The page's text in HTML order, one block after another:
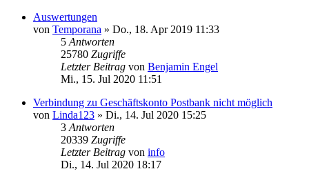
Auswertungen
von Temporana » Do., 18. Apr 2019 11:33
5 Antworten
25780 Zugriffe
Letzter Beitrag von Benjamin Engel
Mi., 15. Jul 2020 11:51
Verbindung zu Geschäftskonto Postbank nicht möglich
von Linda123 » Di., 14. Jul 2020 15:25
3 Antworten
20339 Zugriffe
Letzter Beitrag von info
Di., 14. Jul 2020 18:17